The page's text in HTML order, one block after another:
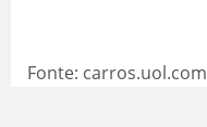
Fonte: